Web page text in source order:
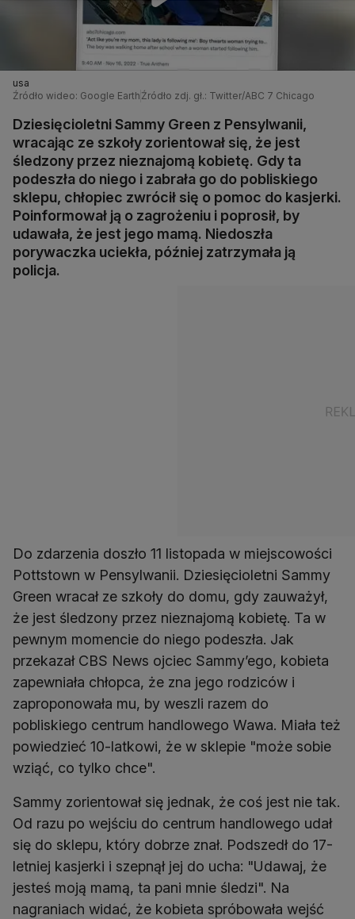
usa
Źródło wideo: Google Earth Źródło zdj. gł.: Twitter/ABC 7 Chicago
Dziesięcioletni Sammy Green z Pensylwanii,
wracając ze szkoły zorientował się, że jest
śledzony przez nieznajomą kobietę. Gdy ta
podeszła do niego i zabrała go do pobliskiego
sklepu, chłopiec zwrócił się o pomoc do kasjerki.
Poinformował ją o zagrożeniu i poprosił, by
udawała, że jest jego mamą. Niedoszła
porywaczka uciekła, później zatrzymała ją
policja.
Do zdarzenia doszło 11 listopada w miejscowości
Pottstown w Pensylwanii. Dziesięcioletni Sammy
Green wracał ze szkoły do domu, gdy zauważył,
że jest śledzony przez nieznajomą kobietę. Ta w
pewnym momencie do niego podeszła. Jak
przekazał CBS News ojciec Sammy’ego, kobieta
zapewniała chłopca, że zna jego rodziców i
zaproponowała mu, by weszli razem do
pobliskiego centrum handlowego Wawa. Miała też
powiedzieć 10-latkowi, że w sklepie "może sobie
wziąć, co tylko chce".
Sammy zorientował się jednak, że coś jest nie tak.
Od razu po wejściu do centrum handlowego udał
się do sklepu, który dobrze znał. Podszedł do 17-
letniej kasjerki i szepnął jej do ucha: "Udawaj, że
jesteś moją mamą, ta pani mnie śledzi". Na
nagraniach widać, że kobieta spróbowała wejść